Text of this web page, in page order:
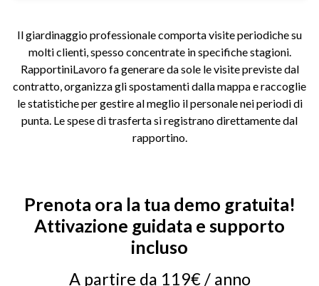
Il giardinaggio professionale comporta visite periodiche su
molti clienti, spesso concentrate in specifiche stagioni.
RapportiniLavoro fa generare da sole le visite previste dal
contratto, organizza gli spostamenti dalla mappa e raccoglie
le statistiche per gestire al meglio il personale nei periodi di
punta. Le spese di trasferta si registrano direttamente dal
rapportino.
Prenota ora la tua demo gratuita!
Attivazione guidata e supporto
incluso
A partire da 119€ / anno